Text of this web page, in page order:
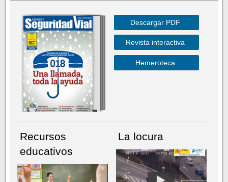
Descargar PDF
Revista interactiva
Hemeroteca
Recursos
educativos
La locura